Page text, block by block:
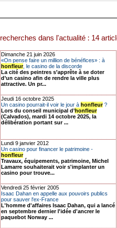
recherches dans l'actualité : 14
Dimanche 21 juin 2026
«On pense faire un million de bénéfices» : à
honfleur, le casino de la discorde
La cité des peintres s’apprête à se doter
d’un casino afin de rendre la ville plus
attractive. Un pr...
Jeudi 16 octobre 2025
Un casino pourrait-il voir le jour à honfleur?
Lors du conseil municipal d’honfleur
(Calvados), mardi 14 octobre 2025, la
délibération portant sur ...
Lundi 9 janvier 2012
Un casino pour financer le patrimoine -
honfleur
Travaux, équipements, patrimoine, Michel
Lamarre souhaiterait voir s'implanter un
casino pour trouve...
Vendredi 25 février 2005
Isaac Dahan en appelle aux pouvoirs publics
pour sauver l'ex-France
L'homme d'affaires Isaac Dahan, qui a lancé
en septembre dernier l'idée d'ancrer le
paquebot Norway ...